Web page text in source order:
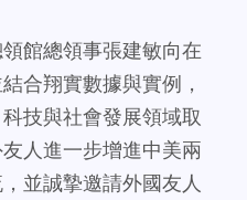
館總領事張建敏向在
合翔實數據與實例，
技與社會發展領域取
人進一步增進中美兩
並誠摯邀請外國友人